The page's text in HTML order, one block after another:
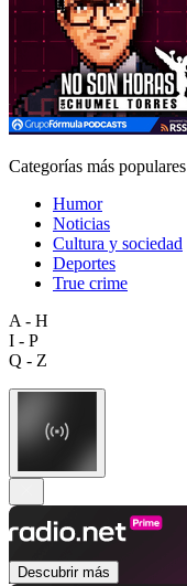
Categorías más populares
Humor
Noticias
Cultura y sociedad
Deportes
True crime
A - H
I - P
Q - Z
Descubrir más